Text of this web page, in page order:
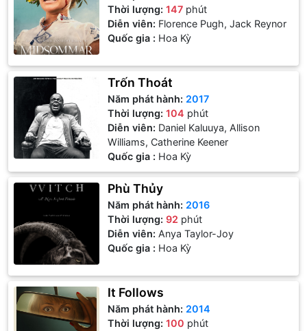
Thời lượng:147 phút
Diễn viên: Florence Pugh, Jack Reynor
Quốc gia : Hoa Kỳ
Trốn Thoát
Năm phát hành: 2017
Thời lượng:104 phút
Diễn viên: Daniel Kaluuya, Allison
Williams, Catherine Keener
Quốc gia : Hoa Kỳ
Phù Thủy
Năm phát hành: 2016
Thời lượng:92 phút
Diễn viên:Anya Taylor-Joy
Quốc gia : Hoa Kỳ
It Follows
Năm phát hành: 2014
Thời lượng:100 phút